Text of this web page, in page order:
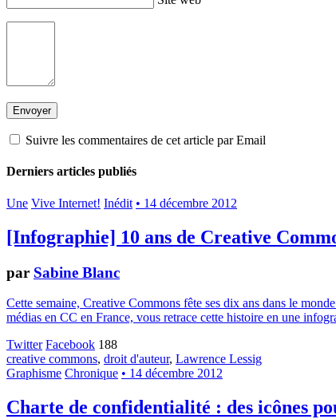
Suivre les commentaires de cet article par Email
Derniers articles publiés
Une Vive Internet! Inédit • 14 décembre 2012
[Infographie] 10 ans de Creative
par Sabine Blanc
Cette semaine, Creative Commons fête ses dix ans dans le
médias en CC en France, vous retrace cette histoire en une
Twitter Facebook 188
creative commons, droit d'auteur, Lawrence Lessig
Graphisme Chronique • 14 décembre 2012
Charte de confidentialité : des icônes